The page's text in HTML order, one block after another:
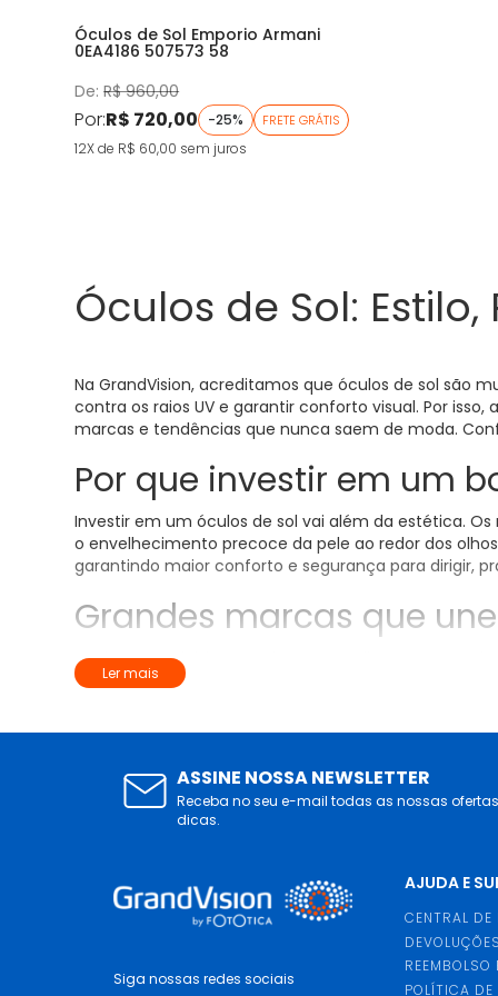
Óculos de Sol Emporio Armani
0EA4186 507573 58
De:R$ 960,00
Por:R$ 720,00 -25% FRETE GRÁTIS
12X de R$ 60,00 sem juros
Óculos de Sol:
Na GrandVision, acreditamos que óculos de sol são
contra os raios UV e garantir conforto visual. Por
marcas e tendências que nunca saem de moda.
Por que investir em um
Investir em um óculos de sol vai além da estética.
o envelhecimento precoce da pele ao redor dos
garantindo maior conforto e segurança para dirigir,
Grandes marcas que
Aqui na GrandVision, reunimos os melhores nomes
gostos, desde os clássicos até os mais modernos.
sinônimo de sofisticação e estilo atemporal. Já os
como o Oakley óculos de sol masculino, que alia
além do tradicional, detalhes refinados. Para quem
Entre os queridinhos da moda, osóculos de sol Vogue
feminilidade e sofisticação, com detalhes delicados
Ler mais
ASSINE NOSSA NEWSLETTER
Receba no seu e-mail todas as nossas
dicas.
Siga nossas redes sociais
AJUDA E
CENTRAL DE
REEMBOLSO
POLÍTICA